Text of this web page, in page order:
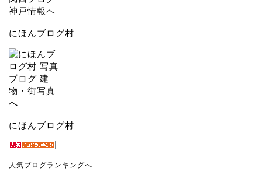
にほんブログ村
にほんブログ村
人気ブログランキングへ